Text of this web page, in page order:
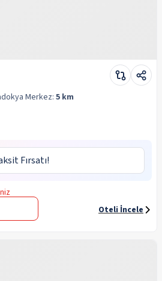
Merkez: 5 km
Fırsatı!
Oteli İncele